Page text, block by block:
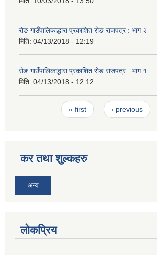
रोङ गाउँपालिकाद्धारा प्रकाशित रोङ राजपत्र : भाग २
मिति: 04/13/2018 - 12:19
रोङ गाउँपालिकाद्धारा प्रकाशित रोङ राजपत्र : भाग १
मिति: 04/13/2018 - 12:12
« first ‹ previous
कर तथा शुल्कहरु
अन्य
लोकप्रिय